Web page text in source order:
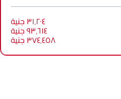
٣١٬٢٠٤ جنية
٩٣٬٦١٤ جنية
٣٧٤٬٤٥٨ جنية